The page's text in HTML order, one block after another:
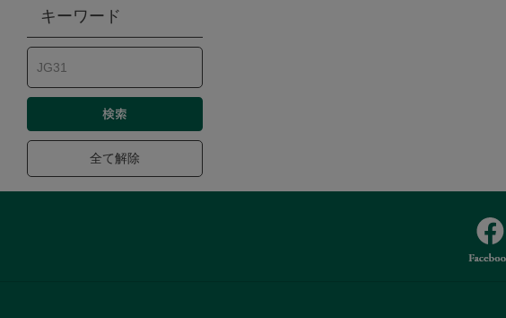
トレーニング
ヴィンテージ
キーワード
全て解除